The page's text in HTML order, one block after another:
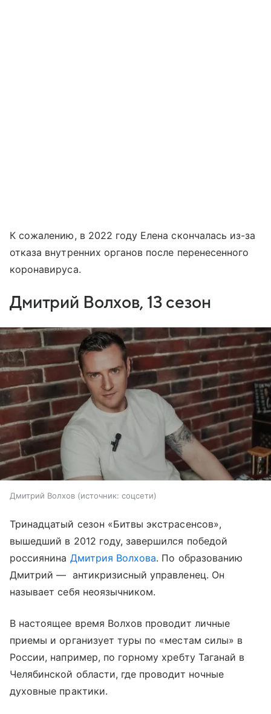
К сожалению, в 2022 году Елена скончалась из-за
отказа внутренних органов после перенесенного
коронавируса.
Дмитрий Волхов, 13 сезон
Дмитрий Волхов источник: соцсети
Тринадцатый сезон «Битвы экстрасенсов»,
вышедший в 2012 году, завершился победой
россиянина Дмитрия Волхова. По образованию
Дмитрий — антикризисный управленец. Он
называет себя неоязычником.
В настоящее время Волхов проводит личные
приемы и организует туры по «местам силы» в
России, например, по горному хребту Таганай в
Челябинской области, где проводит ночные
духовные практики.